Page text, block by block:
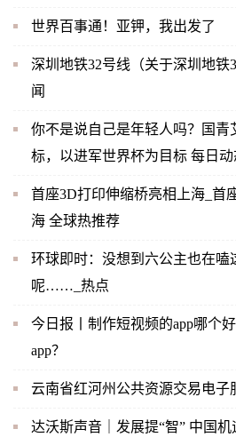
世界百事通！亚钾，我出发了
深圳地铁32号线（关于深圳地铁
闻
你不是说自己是年轻人吗？国青
标，以进军世界杯为目标 每日动
首座3D打印伸缩桥亮相上海_首
海 全球热推荐
环球即时：没想到六公主也在嗑
呢……_热点
今日报丨制作短视频的app哪个
app？
云南省红河州公共资源交易电子
达沃斯声音｜发展提“智” 中国